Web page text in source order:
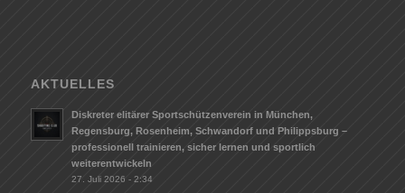
AKTUELLES
Diskreter elitärer Sportschützenverein in München,
Regensburg, Rosenheim, Schwandorf und Philippsburg –
professionell trainieren, sicher lernen und sportlich
weiterentwickeln
27. Juli 2026 - 2:34